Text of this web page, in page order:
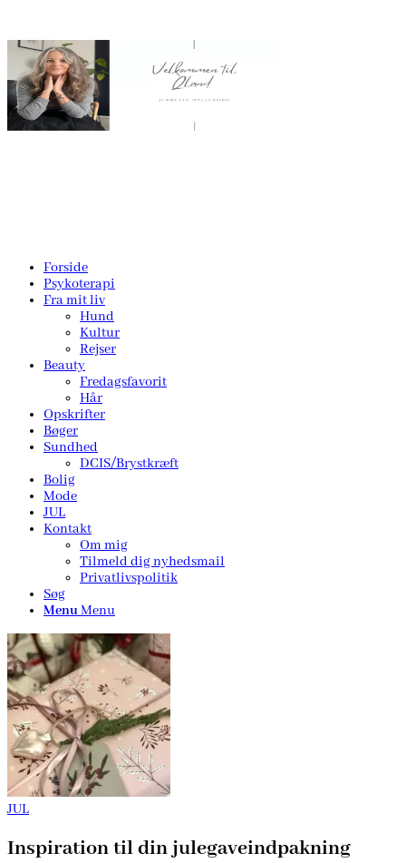
Forside
Psykoterapi
Fra mit liv
Hund
Kultur
Rejser
Beauty
Fredagsfavorit
Hår
Opskrifter
Bøger
Sundhed
DCIS/Brystkræft
Bolig
Mode
JUL
Kontakt
Om mig
Tilmeld dig nyhedsmail
Privatlivspolitik
Søg
MenuMenu
JUL
Inspiration til din julegaveindpakning